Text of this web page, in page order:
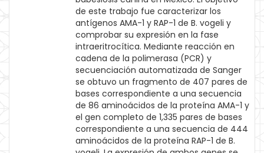
de este trabajo fue caracterizar los
antígenos AMA-1 y RAP-1 de B. vogeli y
comprobar su expresión en la fase
intraeritrocítica. Mediante reacción en
cadena de la polimerasa (PCR) y
secuenciación automatizada de Sanger
se obtuvo un fragmento de 407 pares de
bases correspondiente a una secuencia
de 86 aminoácidos de la proteína AMA-1 y
el gen completo de 1,335 pares de bases
correspondiente a una secuencia de 444
aminoácidos de la proteína RAP-1 de B.